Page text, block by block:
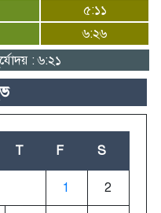
৫:১১
৬:২৬
: ৬:২১
T F S
1 2